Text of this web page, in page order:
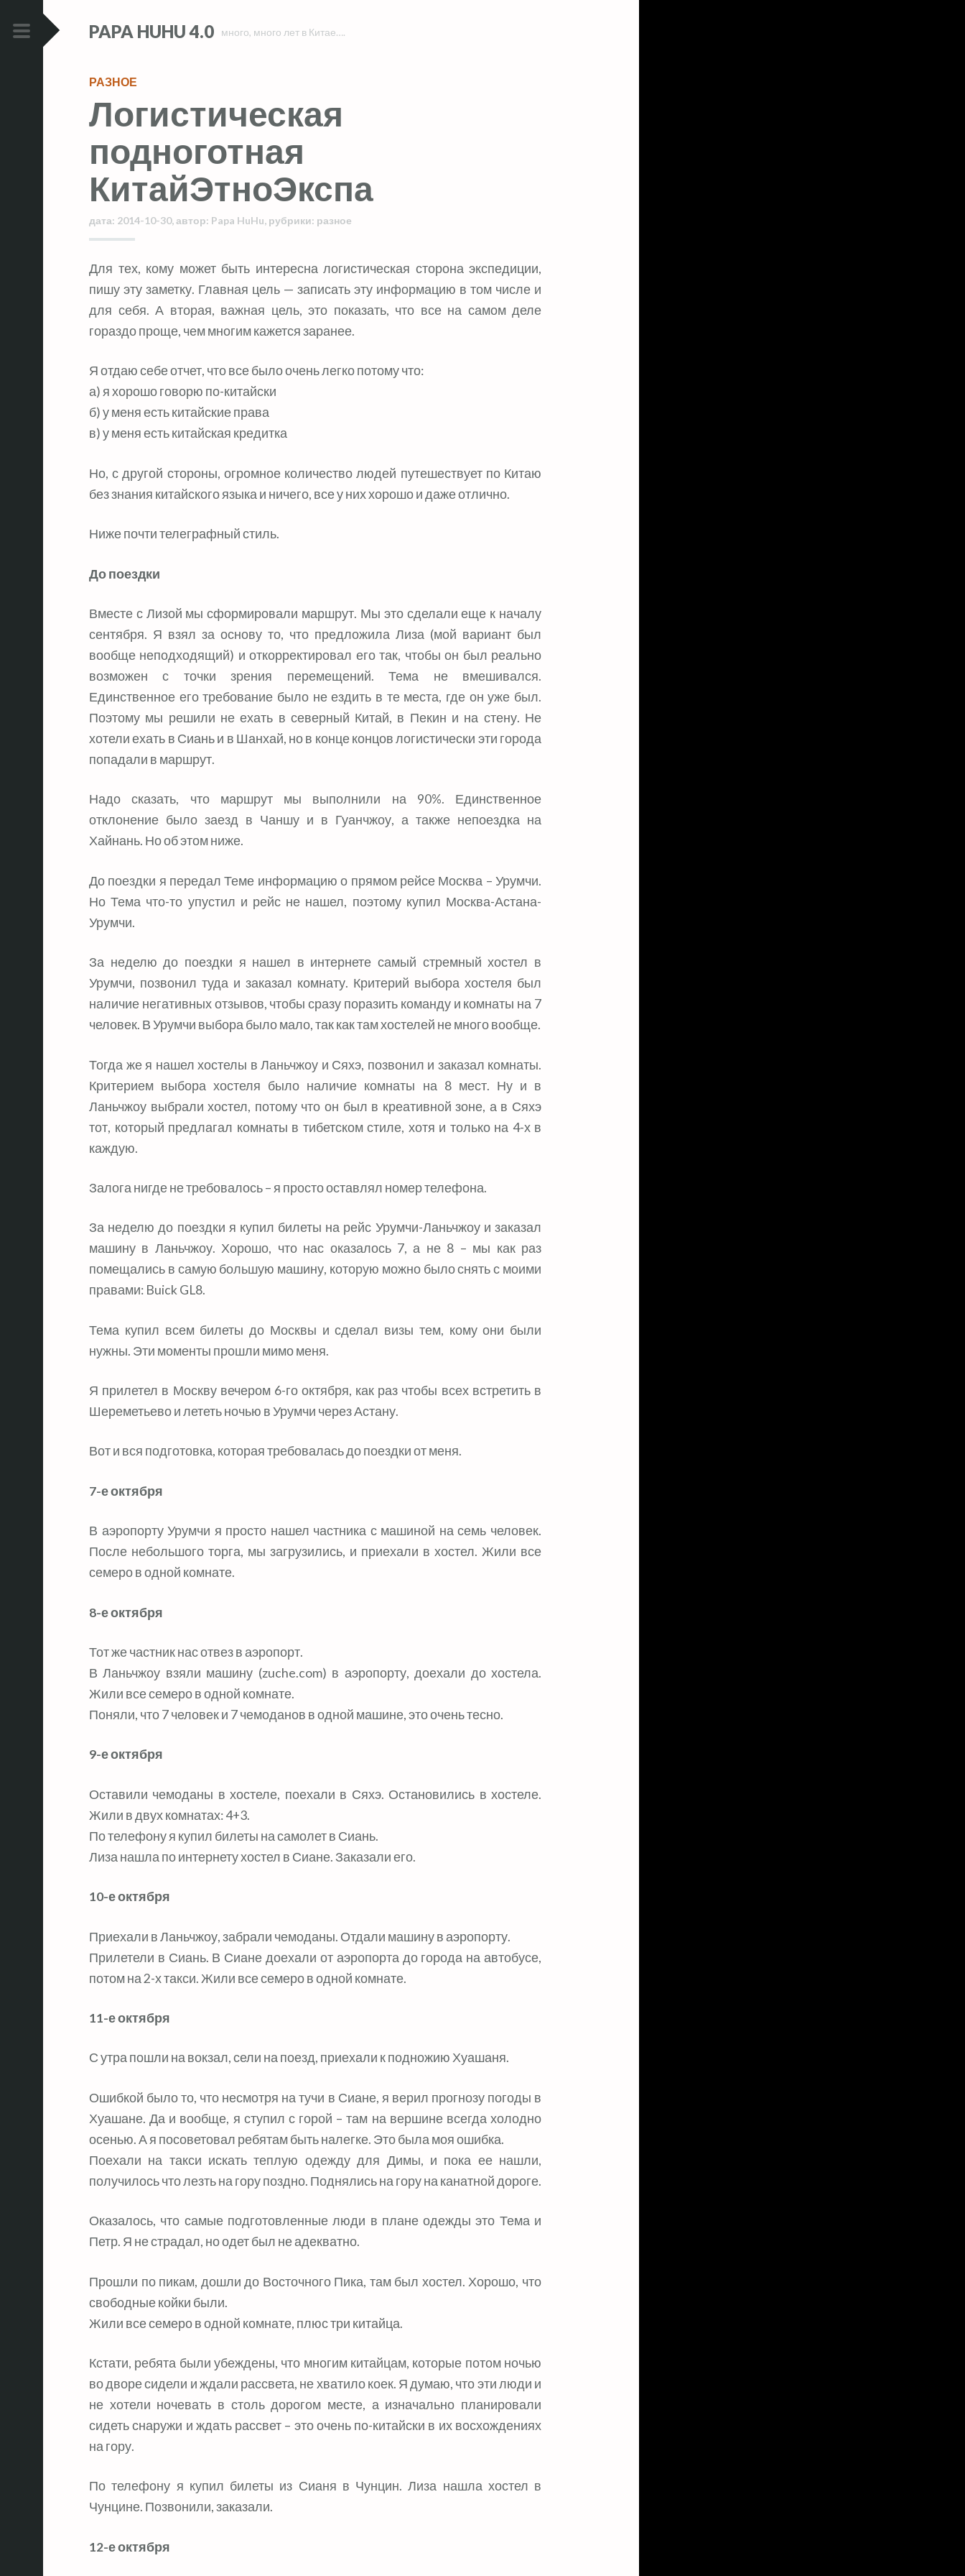
PRIMARY
PAPA HUHU 4.0 много, много лет в Китае….
РАЗНОЕ
Логистическая
подноготная
КитайЭтноЭкспа
дата: 2014-10-30,автор: Papa HuHu, рубрики: разное
Для тех, кому может быть интересна логистическая сторона экспедиции,
пишу эту заметку. Главная цель — записать эту информацию в том числе и
для себя. А вторая, важная цель, это показать, что все на самом деле
гораздо проще, чем многим кажется заранее.
Я отдаю себе отчет, что все было очень легко потому что:
а) я хорошо говорю по-китайски
б) у меня есть китайские права
в) у меня есть китайская кредитка
Но, с другой стороны, огромное количество людей путешествует по Китаю
без знания китайского языка и ничего, все у них хорошо и даже отлично.
Ниже почти телеграфный стиль.
До поездки
Вместе с Лизой мы сформировали маршрут. Мы это сделали еще к началу
сентября. Я взял за основу то, что предложила Лиза (мой вариант был
вообще неподходящий) и откорректировал его так, чтобы он был реально
возможен с точки зрения перемещений. Тема не вмешивался.
Единственное его требование было не ездить в те места, где он уже был.
Поэтому мы решили не ехать в северный Китай, в Пекин и на стену. Не
хотели ехать в Сиань и в Шанхай, но в конце концов логистически эти города
попадали в маршрут.
Надо сказать, что маршрут мы выполнили на 90%. Единственное
отклонение было заезд в Чаншу и в Гуанчжоу, а также непоездка на
Хайнань. Но об этом ниже.
До поездки я передал Теме информацию о прямом рейсе Москва – Урумчи.
Но Тема что-то упустил и рейс не нашел, поэтому купил Москва-Астана-
Урумчи.
За неделю до поездки я нашел в интернете самый стремный хостел в
Урумчи, позвонил туда и заказал комнату. Критерий выбора хостеля был
наличие негативных отзывов, чтобы сразу поразить команду и комнаты на 7
человек. В Урумчи выбора было мало, так как там хостелей не много вообще.
Тогда же я нашел хостелы в Ланьчжоу и Сяхэ, позвонил и заказал комнаты.
Критерием выбора хостеля было наличие комнаты на 8 мест. Ну и в
Ланьчжоу выбрали хостел, потому что он был в креативной зоне, а в Сяхэ
тот, который предлагал комнаты в тибетском стиле, хотя и только на 4-х в
каждую.
Залога нигде не требовалось – я просто оставлял номер телефона.
За неделю до поездки я купил билеты на рейс Урумчи-Ланьчжоу и заказал
машину в Ланьчжоу. Хорошо, что нас оказалось 7, а не 8 – мы как раз
помещались в самую большую машину, которую можно было снять с моими
правами: Buick GL8.
Тема купил всем билеты до Москвы и сделал визы тем, кому они были
нужны. Эти моменты прошли мимо меня.
Я прилетел в Москву вечером 6-го октября, как раз чтобы всех встретить в
Шереметьево и лететь ночью в Урумчи через Астану.
Вот и вся подготовка, которая требовалась до поездки от меня.
7-е октября
В аэропорту Урумчи я просто нашел частника с машиной на семь человек.
После небольшого торга, мы загрузились, и приехали в хостел. Жили все
семеро в одной комнате.
8-е октября
Тот же частник нас отвез в аэропорт.
В Ланьчжоу взяли машину (zuche.com) в аэропорту, доехали до хостела.
Жили все семеро в одной комнате.
Поняли, что 7 человек и 7 чемоданов в одной машине, это очень тесно.
9-е октября
Оставили чемоданы в хостеле, поехали в Сяхэ. Остановились в хостеле.
Жили в двух комнатах: 4+3.
По телефону я купил билеты на самолет в Сиань.
Лиза нашла по интернету хостел в Сиане. Заказали его.
10-е октября
Приехали в Ланьчжоу, забрали чемоданы. Отдали машину в аэропорту.
Прилетели в Сиань. В Сиане доехали от аэропорта до города на автобусе,
потом на 2-х такси. Жили все семеро в одной комнате.
11-е октября
С утра пошли на вокзал, сели на поезд, приехали к подножию Хуашаня.
Ошибкой было то, что несмотря на тучи в Сиане, я верил прогнозу погоды в
Хуашане. Да и вообще, я ступил с горой – там на вершине всегда холодно
осенью. А я посоветовал ребятам быть налегке. Это была моя ошибка.
Поехали на такси искать теплую одежду для Димы, и пока ее нашли,
получилось что лезть на гору поздно. Поднялись на гору на канатной дороге.
Оказалось, что самые подготовленные люди в плане одежды это Тема и
Петр. Я не страдал, но одет был не адекватно.
Прошли по пикам, дошли до Восточного Пика, там был хостел. Хорошо, что
свободные койки были.
Жили все семеро в одной комнате, плюс три китайца.
Кстати, ребята были убеждены, что многим китайцам, которые потом ночью
во дворе сидели и ждали рассвета, не хватило коек. Я думаю, что эти люди и
не хотели ночевать в столь дорогом месте, а изначально планировали
сидеть снаружи и ждать рассвет – это очень по-китайски в их восхождениях
на гору.
По телефону я купил билеты из Сианя в Чунцин. Лиза нашла хостел в
Чунцине. Позвонили, заказали.
12-е октября